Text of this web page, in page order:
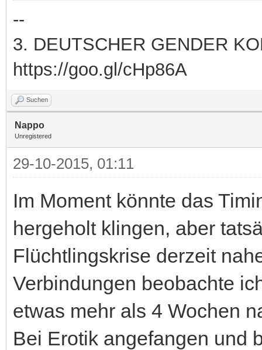
--
3. DEUTSCHER GENDER
https://goo.gl/cHp86A
Suchen
Nappo
Unregistered
29-10-2015, 01:11
Im Moment könnte das
hergeholt klingen, aber
Flüchtlingskrise derzeit
Verbindungen beobachte
etwas mehr als 4 Wochen
Bei Erotik angefangen und